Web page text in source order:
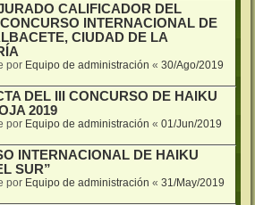
CALIFICADOR DEL
INTERNACIONAL DE
CIUDAD DE LA
por Equipo de administración « 30/Ago/2019
DEL III CONCURSO DE HAIKU
2019
por Equipo de administración « 01/Jun/2019
INTERNACIONAL DE HAIKU
SUR”
por Equipo de administración « 31/May/2019